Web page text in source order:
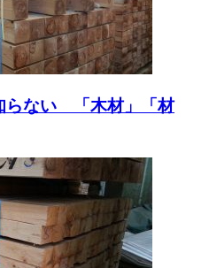
らない 「木材」「材